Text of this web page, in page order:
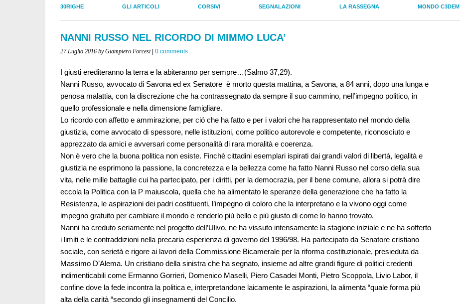
30RIGHE GLI ARTICOLI CORSIVI SEGNALAZIONI LA RASSEGNA MONDO C3DEM
NANNI RUSSO NEL RICORDO DI MIMMO LUCA’
27 Luglio 2016 by Giampiero Forcesi 0 comments
I giusti erediteranno la terra e la abiteranno per sempre…(Salmo 37,29).
Nanni Russo, avvocato di Savona ed ex Senatore è morto questa mattina, a Savona, a 84 anni, dopo una lunga e
penosa malattia, con la discrezione che ha contrassegnato da sempre il suo cammino, nell’impegno politico, in
quello professionale e nella dimensione famigliare.
Lo ricordo con affetto e ammirazione, per ció che ha fatto e per i valori che ha rappresentato nel mondo della
giustizia, come avvocato di spessore, nelle istituzioni, come politico autorevole e competente, riconosciuto e
apprezzato da amici e avversari come personalità di rara moralità e coerenza.
Non è vero che la buona politica non esiste. Finchè cittadini esemplari ispirati dai grandi valori di libertá, legalità e
giustizia ne esprimono la passione, la concretezza e la bellezza come ha fatto Nanni Russo nel corso della sua
vita, nelle mille battaglie cui ha partecipato, per i diritti, per la democrazia, per il bene comune, allora si potrà dire
eccola la Politica con la P maiuscola, quella che ha alimentato le speranze della generazione che ha fatto la
Resistenza, le aspirazioni dei padri costituenti, l’impegno di coloro che la interpretano e la vivono oggi come
impegno gratuito per cambiare il mondo e renderlo più bello e più giusto di come lo hanno trovato.
Nanni ha creduto seriamente nel progetto dell’Ulivo, ne ha vissuto intensamente la stagione iniziale e ne ha sofferto
i limiti e le contraddizioni nella precaria esperienza di governo del 1996/98. Ha partecipato da Senatore cristiano
sociale, con serietà e rigore ai lavori della Commissione Bicamerale per la riforma costituzionale, presieduta da
Massimo D’Alema. Un cristiano della sinistra che ha segnato, insieme ad altre grandi figure di politici credenti
indimenticabili come Ermanno Gorrieri, Domenico Maselli, Piero Casadei Monti, Pietro Scoppola, Livio Labor, il
confine dove la fede incontra la politica e, interpretandone laicamente le aspirazioni, la alimenta “quale forma più
alta della carità “secondo gli insegnamenti del Concilio.